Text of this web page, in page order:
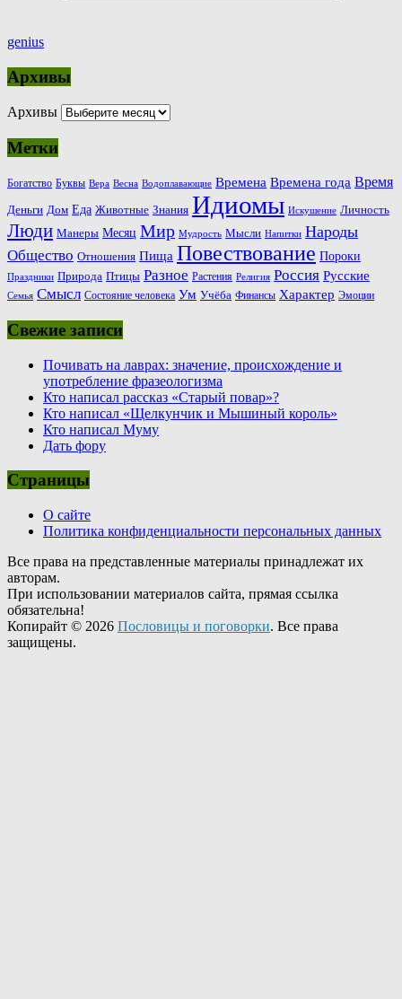
genius
Архивы
Архивы
Метки
Богатство Буквы Вера Весна Водоплавающие Времена Времена года Время
Деньги Дом Еда Животные Знания Идиомы Искушение Личность
Люди Манеры Месяц Мир Мудрость Мысли Напитки Народы
Общество Отношения Пища Повествование Пороки
Праздники Природа Птицы Разное Растения Религия Россия Русские
Семья Смысл Состояние человека Ум Учёба Финансы Характер Эмоции
Свежие записи
Почивать на лаврах: значение, происхождение и
употребление фразеологизма
Кто написал рассказ «Старый повар»?
Кто написал «Щелкунчик и Мышиный король»
Кто написал Муму
Дать фору
Страницы
О сайте
Политика конфиденциальности персональных данных
Все права на представленные материалы принадлежат их
авторам.
При использовании материалов сайта, прямая ссылка
обязательна!
Копирайт © 2026 Пословицы и поговорки. Все права
защищены.